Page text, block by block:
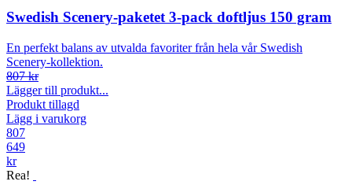
Swedish Scenery-paketet 3-pack doftljus 150 gram
En perfekt balans av utvalda favoriter från hela vår Swedish
Scenery-kollektion.
807 kr
Lägger till produkt...
Produkt tillagd
Lägg i varukorg
807
649
kr
Rea!